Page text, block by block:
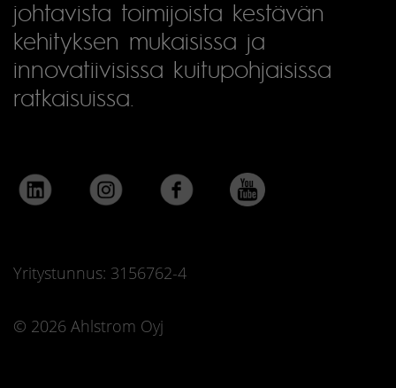
johtavista toimijoista kestävän
kehityksen mukaisissa ja
innovatiivisissa kuitupohjaisissa
ratkaisuissa.
Yritystunnus: 3156762-4
© 2026 Ahlstrom Oyj